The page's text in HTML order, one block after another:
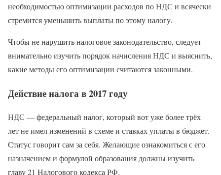
необходимостью оптимизации расходов по НДС и всячески
стремится уменьшить выплаты по этому налогу.
Чтобы не нарушить налоговое законодательство, следует
внимательно изучить порядок начисления НДС и выяснить,
какие методы его оптимизации считаются законными.
Действие налога в 2017 году
НДС — федеральный налог, который вот уже более трёх
лет не имел изменений в схеме и ставках уплаты в бюджет.
Статус говорит сам за себя. Желающие ознакомиться с его
назначением и формулой образования должны изучить
главу 21 Налогового кодекса РФ.